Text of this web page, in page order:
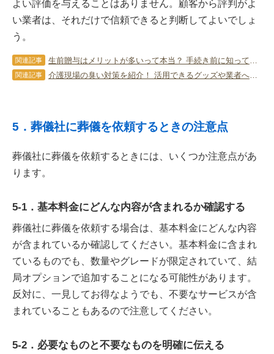
よい評価を与えることはありません。顧客から評判がよ
い業者は、それだけで信頼できると判断してよいでしょ
う。
関連記事
関連記事
5．葬儀社に葬儀を依頼するときの注意点
葬儀社に葬儀を依頼するときには、いくつか注意点があ
ります。
5-1．基本料金にどんな内容が含まれるか確認する
葬儀社に葬儀を依頼する場合は、基本料金にどんな内容
が含まれているか確認してください。基本料金に含まれ
ているものでも、数量やグレードが限定されていて、結
局オプションで追加することになる可能性があります。
反対に、一見してお得なようでも、不要なサービスが含
まれていることもあるので注意してください。
5-2．必要なものと不要なものを明確に伝える